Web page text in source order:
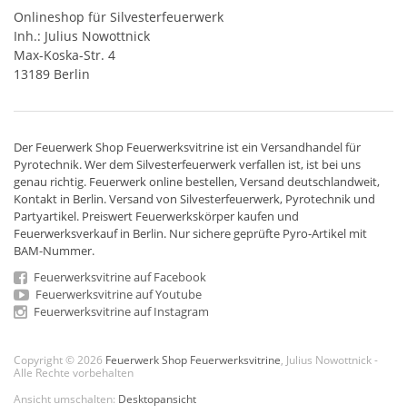
Onlineshop für Silvesterfeuerwerk
Inh.: Julius Nowottnick
Max-Koska-Str. 4
13189 Berlin
Der Feuerwerk Shop Feuerwerksvitrine ist ein Versandhandelfür
Pyrotechnik. Wer dem Silvesterfeuerwerk verfallen ist, ist bei uns
genau richtig. Feuerwerk online bestellen,Versand deutschlandweit,
Kontakt in Berlin. Versand von Silvesterfeuerwerk, Pyrotechnik und
Partyartikel. Preiswert Feuerwerkskörper kaufen und
Feuerwerksverkauf in Berlin. Nur sichere geprüfte Pyro-Artikel mit
BAM-Nummer.
Feuerwerksvitrine auf Facebook
Feuerwerksvitrine auf Youtube
Feuerwerksvitrine auf Instagram
Copyright © 2026 Feuerwerk Shop Feuerwerksvitrine , Julius Nowottnick -
Alle Rechte vorbehalten
Ansicht umschalten: Desktopansicht